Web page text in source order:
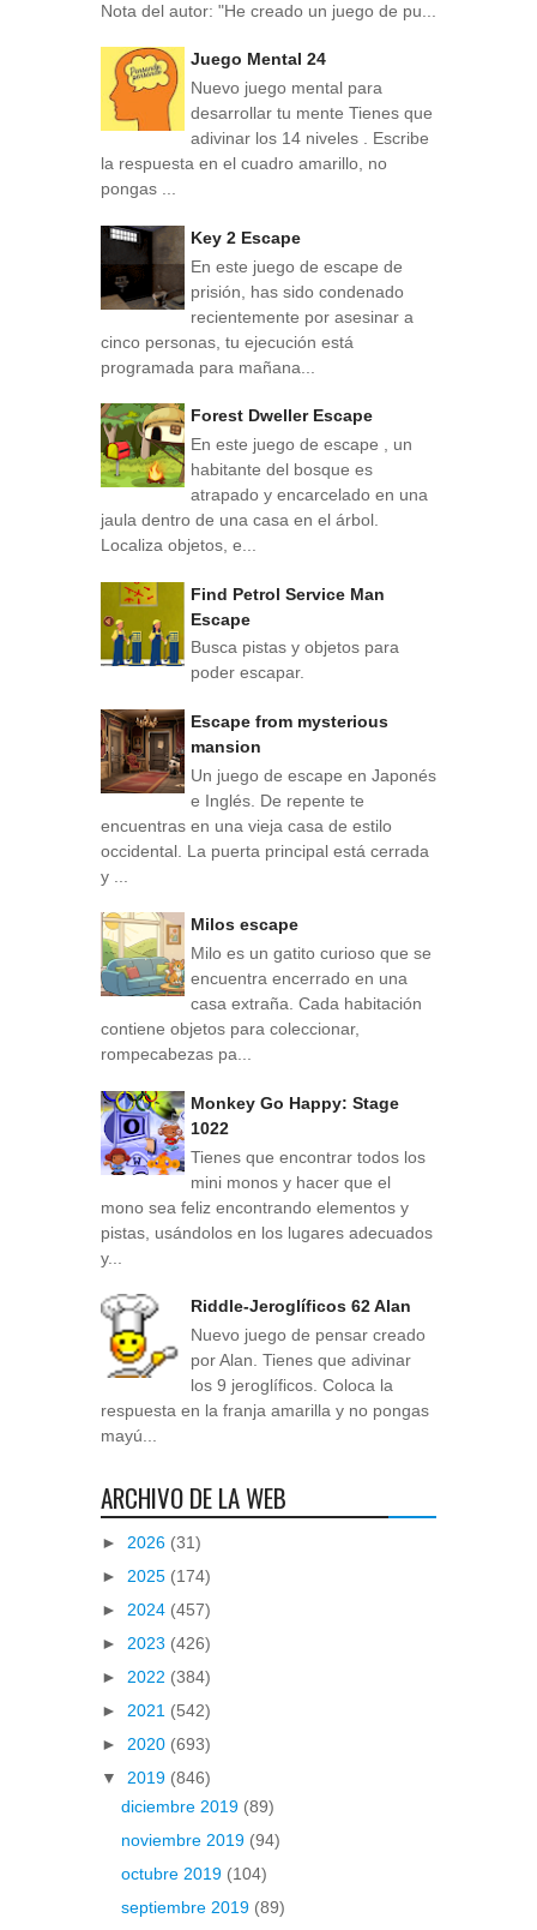
Nota del autor: "He creado un juego de pu...
Juego Mental 24
Nuevo juego mental para
desarrollar tu mente Tienes que
adivinar los 14 niveles . Escribe
la respuesta en el cuadro amarillo, no
pongas ...
Key 2 Escape
En este juego de escape de
prisión, has sido condenado
recientemente por asesinar a
cinco personas, tu ejecución está
programada para mañana...
Forest Dweller Escape
En este juego de escape , un
habitante del bosque es
atrapado y encarcelado en una
jaula dentro de una casa en el árbol.
Localiza objetos, e...
Find Petrol Service Man
Escape
Busca pistas y objetos para
poder escapar.
Escape from mysterious
mansion
Un juego de escape en Japonés
e Inglés. De repente te
encuentras en una vieja casa de estilo
occidental. La puerta principal está cerrada
y ...
Milos escape
Milo es un gatito curioso que se
encuentra encerrado en una
casa extraña. Cada habitación
contiene objetos para coleccionar,
rompecabezas pa...
Monkey Go Happy: Stage
1022
Tienes que encontrar todos los
mini monos y hacer que el
mono sea feliz encontrando elementos y
pistas, usándolos en los lugares adecuados
y...
Riddle-Jeroglíficos 62 Alan
Nuevo juego de pensar creado
por Alan. Tienes que adivinar
los 9 jeroglíficos. Coloca la
respuesta en la franja amarilla y no pongas
mayú...
ARCHIVO DE LA WEB
► 2026 (31)
► 2025 (174)
► 2024 (457)
► 2023 (426)
► 2022 (384)
► 2021 (542)
► 2020 (693)
▼ 2019 (846)
diciembre 2019 (89)
noviembre 2019 (94)
octubre 2019 (104)
septiembre 2019 (89)